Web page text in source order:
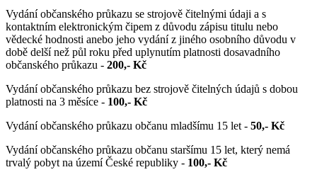
Vydání občanského průkazu se strojově čitelnými údaji a s
kontaktním elektronickým čipem z důvodu zápisu titulu nebo
vědecké hodnosti anebo jeho vydání z jiného osobního důvodu v
době delší než půl roku před uplynutím platnosti dosavadního
občanského průkazu - 200,- Kč
Vydání občanského průkazu bez strojově čitelných údajů s dobou
platnosti na 3 měsíce - 100,- Kč
Vydání občanského průkazu občanu mladšímu 15 let - 50,- Kč
Vydání občanského průkazu občanu staršímu 15 let, který nemá
trvalý pobyt na území České republiky - 100,- Kč